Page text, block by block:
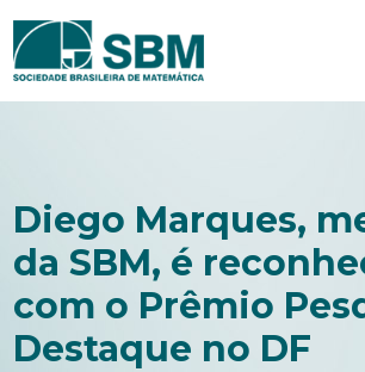
Pular
para
Diego Marques,
da SBM, é
com o Prêmio
Destaque no DF